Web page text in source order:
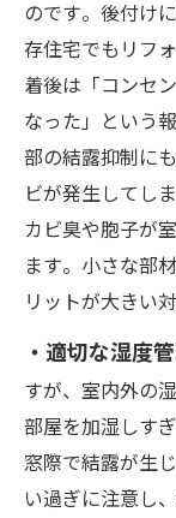
のです​。後付け
存住宅でもリフ
着後は「コンセ
なった」という
部の結露抑制に
ビが発生してし
カビ臭や胞子が
ます​。小さな部
リットが大きい対
・適切な湿度
すが、室内外の
部屋を加湿しす
窓際で結露が生
い過ぎに注意し